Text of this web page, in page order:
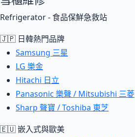
Refrigerator - 食品保鮮急救站
🇯🇵 日韓熱門品牌
Samsung 三星
LG 樂金
Hitachi 日立
Panasonic 樂聲 / Mitsubishi 三菱
Sharp 聲寶 / Toshiba 東芝
🇪🇺 嵌入式與歐美